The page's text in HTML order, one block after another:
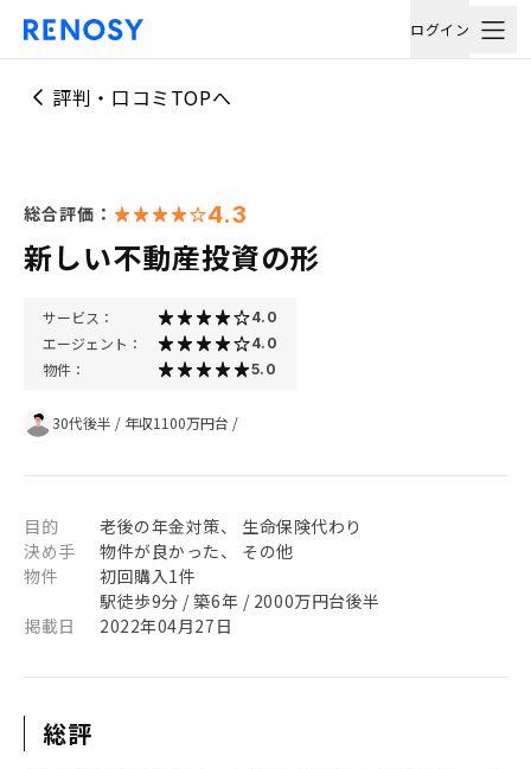
ログイン
評判・口コミTOPへ
総合評価： 4.3
新しい不動産投資の形
サービス： 4.0
エージェント： 4.0
物件： 5.0
30代後半 / 年収1100万円台 /
目的
老後の年金対策、 生命保険代わり
決め手
物件が良かった、 その他
物件
初回購入1件
駅徒歩9分 / 築6年 / 2000万円台後半
掲載日
2022年04月27日
総評